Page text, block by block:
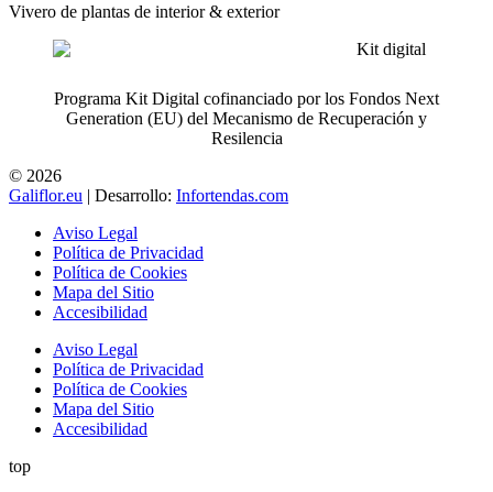
Vivero de plantas de interior & exterior
Programa Kit Digital cofinanciado por los Fondos Next
Generation (EU) del Mecanismo de Recuperación y
Resilencia
© 2026
Galiflor.eu | Desarrollo: Infortendas.com
Aviso Legal
Política de Privacidad
Política de Cookies
Mapa del Sitio
Accesibilidad
Aviso Legal
Política de Privacidad
Política de Cookies
Mapa del Sitio
Accesibilidad
top